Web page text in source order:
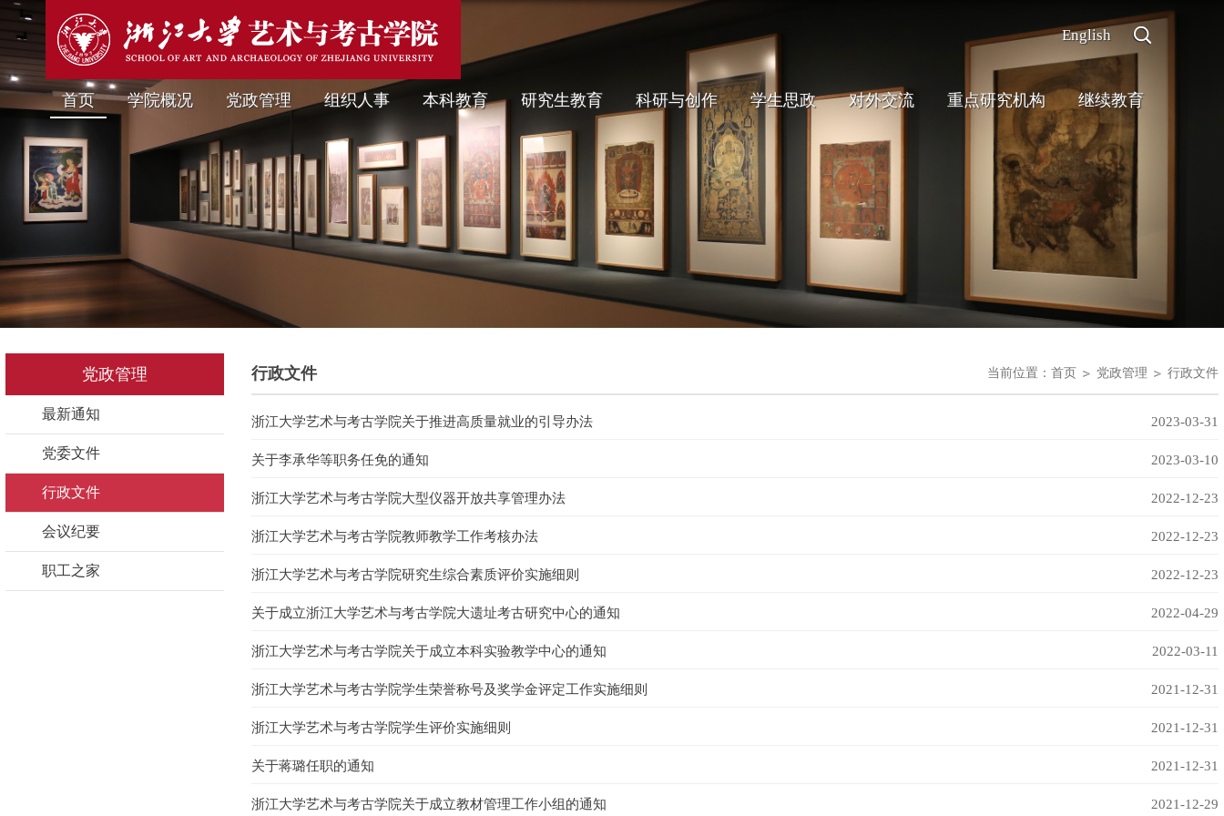
English
首页 学院概况 党政管理 组织人事 本科教育 研究生教育 科研与创作 学生思政 对外交流 重点研究机构 继续教育
党政管理
最新通知
党委文件
行政文件
会议纪要
职工之家
行政文件 当前位置： 首页 党政管理 行政文件
浙江大学艺术与考古学院关于推进高质量就业的引导办法 2023-03-31
关于李承华等职务任免的通知 2023-03-10
浙江大学艺术与考古学院大型仪器开放共享管理办法 2022-12-23
浙江大学艺术与考古学院教师教学工作考核办法 2022-12-23
浙江大学艺术与考古学院研究生综合素质评价实施细则 2022-12-23
关于成立浙江大学艺术与考古学院大遗址考古研究中心的通知 2022-04-29
浙江大学艺术与考古学院关于成立本科实验教学中心的通知 2022-03-11
浙江大学艺术与考古学院学生荣誉称号及奖学金评定工作实施细则 2021-12-31
浙江大学艺术与考古学院学生评价实施细则 2021-12-31
关于蒋璐任职的通知 2021-12-31
浙江大学艺术与考古学院关于成立教材管理工作小组的通知 2021-12-29